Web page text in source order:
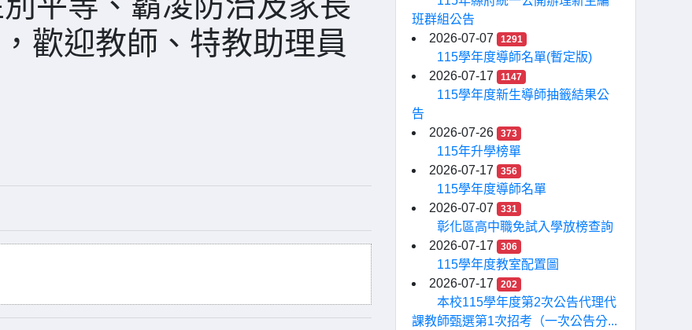
歡迎教師、特教助理員
班群組公告
2026-07-07
1291
115學年度導師名單(暫定版)
2026-07-17
1147
115學年度新生導師抽籤結果公
告
2026-07-26
373
115年升學榜單
2026-07-17
356
115學年度導師名單
2026-07-07
331
彰化區高中職免試入學放榜查詢
2026-07-17
306
115學年度教室配置圖
2026-07-17
202
本校115學年度第2次公告代理代
課教師甄選第1次招考（一次公告分...